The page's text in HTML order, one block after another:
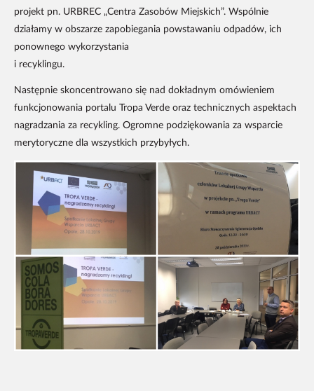
projekt pn. URBREC „Centra Zasobów Miejskich”. Wspólnie
działamy w obszarze zapobiegania powstawaniu odpadów, ich
ponownego wykorzystania
i recyklingu.
Następnie skoncentrowano się nad dokładnym omówieniem
funkcjonowania portalu Tropa Verde oraz technicznych aspektach
nagradzania za recykling. Ogromne podziękowania za wsparcie
merytoryczne dla wszystkich przybyłych.